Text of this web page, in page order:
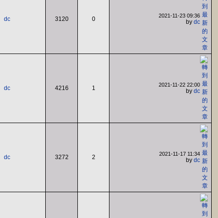
dc 3120 0 2021-11-23 09:36
by dc
dc 4216 1 2021-11-22 22:00
by dc
dc 3272 2 2021-11-17 11:34
by dc